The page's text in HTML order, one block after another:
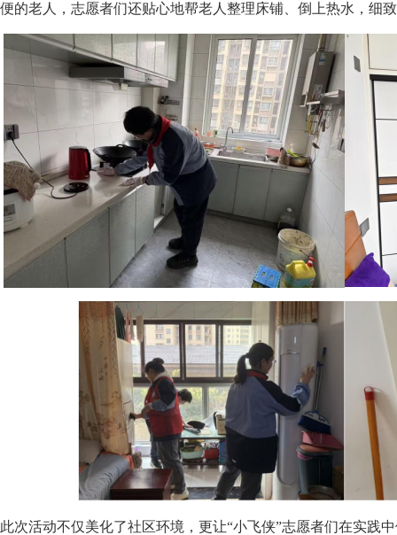
便的老人，志愿者们还贴心地帮老人整理床铺、倒上热水，细
此次活动不仅美化了社区环境，更让“小飞侠”志愿者们在实践